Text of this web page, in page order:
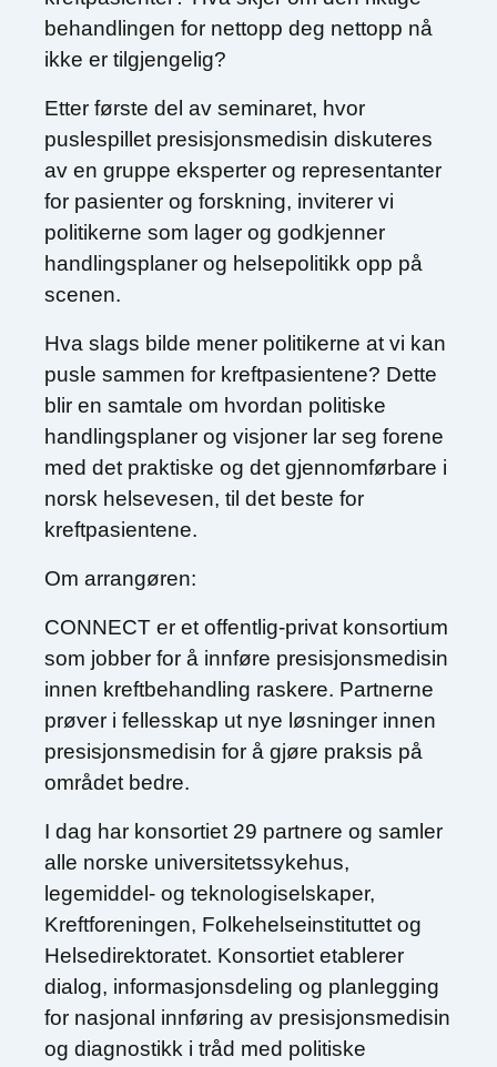
behandlingen for nettopp deg nettopp nå
ikke er tilgjengelig?
Etter første del av seminaret, hvor
puslespillet presisjonsmedisin diskuteres
av en gruppe eksperter og representanter
for pasienter og forskning, inviterer vi
politikerne som lager og godkjenner
handlingsplaner og helsepolitikk opp på
scenen.
Hva slags bilde mener politikerne at vi kan
pusle sammen for kreftpasientene? Dette
blir en samtale om hvordan politiske
handlingsplaner og visjoner lar seg forene
med det praktiske og det gjennomførbare i
norsk helsevesen, til det beste for
kreftpasientene.
Om arrangøren:
CONNECT er et offentlig-privat konsortium
som jobber for å innføre presisjonsmedisin
innen kreftbehandling raskere. Partnerne
prøver i fellesskap ut nye løsninger innen
presisjonsmedisin for å gjøre praksis på
området bedre.
I dag har konsortiet 29 partnere og samler
alle norske universitetssykehus,
legemiddel- og teknologiselskaper,
Kreftforeningen, Folkehelseinstituttet og
Helsedirektoratet. Konsortiet etablerer
dialog, informasjonsdeling og planlegging
for nasjonal innføring av presisjonsmedisin
og diagnostikk i tråd med politiske